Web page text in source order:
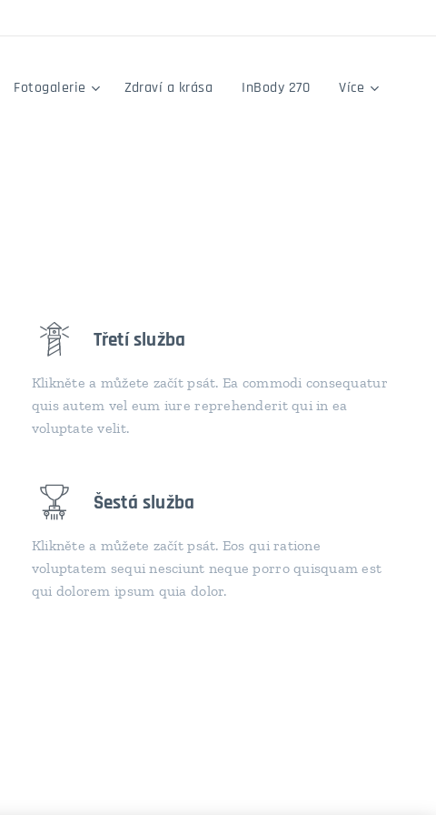
Fotogalerie Zdraví a krása InBody 270 Více
Třetí služba
Klikněte a můžete začít psát. Ea commodi consequatur
quis autem vel eum iure reprehenderit qui in ea
voluptate velit.
Šestá služba
Klikněte a můžete začít psát. Eos qui ratione
voluptatem sequi nesciunt neque porro quisquam est
qui dolorem ipsum quia dolor.